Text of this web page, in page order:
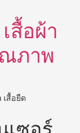
สื้อผ้า
ภาพ
เสื้อยืด